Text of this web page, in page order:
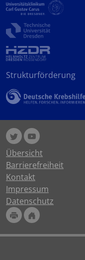
Strukturförderung
Übersicht
Barrierefreiheit
Kontakt
Impressum
Datenschutz